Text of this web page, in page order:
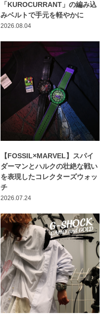
「KUROCURRANT」の編み込
みベルトで手元を軽やかに
2026.08.04
【FOSSIL×MARVEL】スパイ
ダーマンとハルクの壮絶な戦い
を表現したコレクターズウォッ
チ
2026.07.24